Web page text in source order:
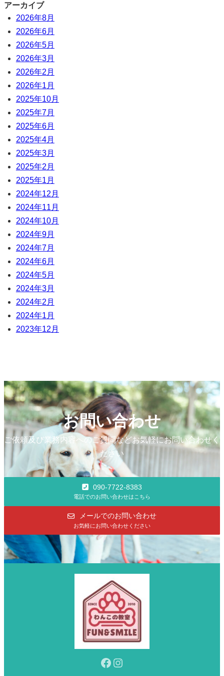
アーカイブ
2026年8月
2026年6月
2026年5月
2026年3月
2026年2月
2026年1月
2025年10月
2025年7月
2025年6月
2025年4月
2025年3月
2025年2月
2025年1月
2024年12月
2024年11月
2024年10月
2024年9月
2024年7月
2024年6月
2024年5月
2024年3月
2024年2月
2024年1月
2023年12月
お問い合わせ
ご依頼及び業務内容へのご質問などお気軽にお問い合わせく
ださい
090-7722-8383
電話でのお問い合わせはこちら
メールでのお問い合わせ
お気軽にお問い合わせください
Facebook
Instagram